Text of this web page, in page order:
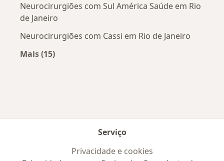
Neurocirurgiões com Sul América Saúde em Rio
de Janeiro
Neurocirurgiões com Cassi em Rio de Janeiro
Mais (15)
Serviço
Privacidade e cookies